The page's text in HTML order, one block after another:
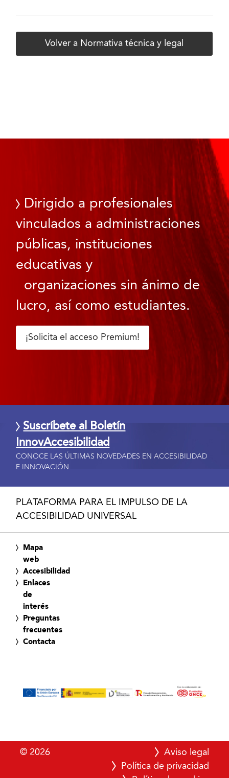
Volver a Normativa técnica y legal
Dirigido a profesionales
vinculados a administraciones
públicas, instituciones
educativas y
organizaciones sin ánimo de
lucro, así como estudiantes.
¡Solicita el acceso Premium!
Suscríbete al Boletín
InnovAccesibilidad
CONOCE LAS ÚLTIMAS NOVEDADES EN ACCESIBILIDAD
E INNOVACIÓN
PLATAFORMA PARA EL IMPULSO DE LA
ACCESIBILIDAD UNIVERSAL
Mapa
web
Accesibilidad
Enlaces
de
interés
Preguntas
frecuentes
Contacta
© 2026
Aviso legal
Política de privacidad